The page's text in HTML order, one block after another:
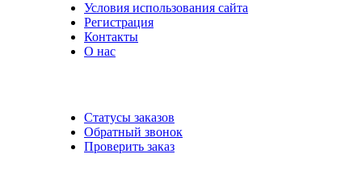
Условия использования сайта
Регистрация
Контакты
О нас
Статусы заказов
Обратный звонок
Проверить заказ